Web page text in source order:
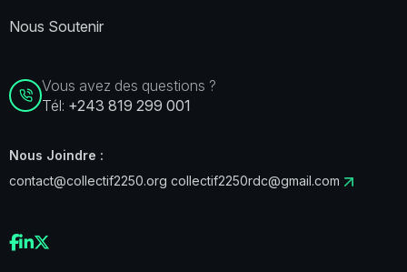
Nous Soutenir
Vous avez des questions ?
Tél: +243 819 299 001
Nous Joindre :
contact@collectif2250.org collectif2250rdc@gmail.com